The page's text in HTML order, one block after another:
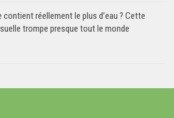
contient réellement le plus d’eau ? Cette
trompe presque tout le monde